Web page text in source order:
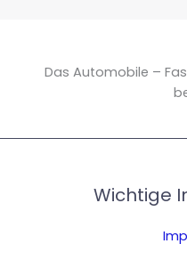
Das Automobile –
Wichtige